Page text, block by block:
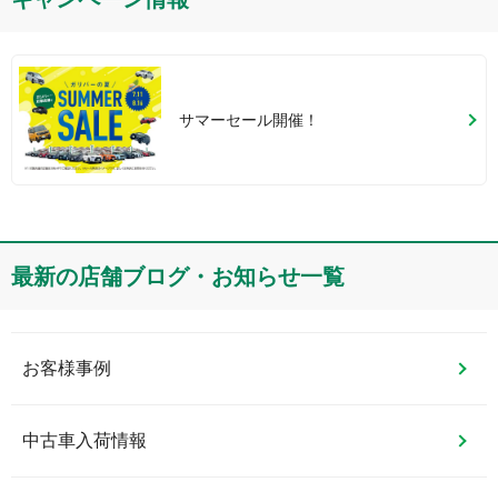
サマーセール開催！
最新の店舗ブログ・お知らせ一覧
お客様事例
中古車入荷情報